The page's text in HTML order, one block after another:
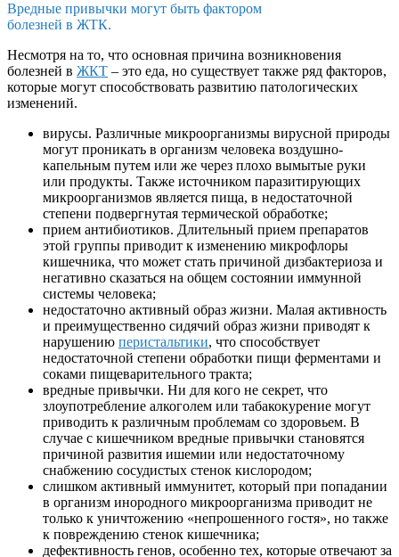
Вредные привычки могут быть фактором
болезней в ЖТК.
Несмотря на то, что основная причина возникновения
болезней в ЖКТ – это еда, но существует также ряд факторов,
которые могут способствовать развитию патологических
изменений.
вирусы. Различные микроорганизмы вирусной природы
могут проникать в организм человека воздушно-
капельным путем или же через плохо вымытые руки
или продукты. Также источником паразитирующих
микроорганизмов является пища, в недостаточной
степени подвергнутая термической обработке;
прием антибиотиков. Длительный прием препаратов
этой группы приводит к изменению микрофлоры
кишечника, что может стать причиной дизбактериоза и
негативно сказаться на общем состоянии иммунной
системы человека;
недостаточно активный образ жизни. Малая активность
и преимущественно сидячий образ жизни приводят к
нарушению перистальтики, что способствует
недостаточной степени обработки пищи ферментами и
соками пищеварительного тракта;
вредные привычки. Ни для кого не секрет, что
злоупотребление алкоголем или табакокурение могут
приводить к различным проблемам со здоровьем. В
случае с кишечником вредные привычки становятся
причиной развития ишемии или недостаточному
снабжению сосудистых стенок кислородом;
слишком активный иммунитет, который при попадании
в организм инородного микроорганизма приводит не
только к уничтожению «непрошенного гостя», но также
к повреждению стенок кишечника;
дефективность генов, особенно тех, которые отвечают за